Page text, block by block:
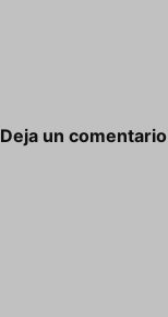
Deja un comentario